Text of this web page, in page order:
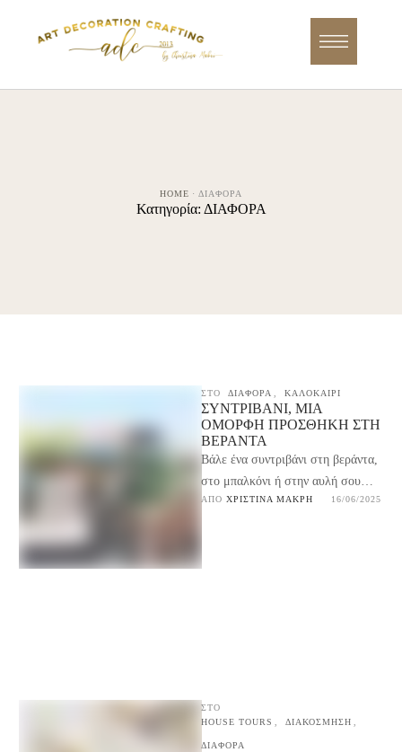
HOME · ΔΙΑΦΟΡΑ
Κατηγορία: ΔΙΑΦΟΡΑ
ΣΤΟ ΔΙΑΦΟΡΑ ΚΑΛΟΚΑΙΡΙ
ΣΥΝΤΡΙΒΑΝΙ, ΜΙΑ
ΟΜΟΡΦΗ ΠΡΟΣΘΗΚΗ ΣΤΗ
ΒΕΡΑΝΤΑ
Βάλε ένα συντριβάνι στη βεράντα,
στο μπαλκόνι ή στην αυλή σου
φέτος το καλοκαίρι. Είναι μια
ΑΠΌ ΧΡΙΣΤΊΝΑ ΜΑΚΡΉ 16/06/2025
ΣΤΟ
HOUSE TOURS
ΔΙΑΚΟΣΜΗΣΗ
ΔΙΑΦΟΡΑ